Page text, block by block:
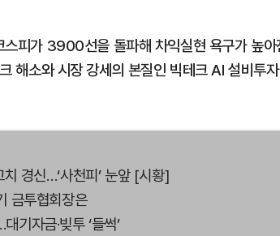
피가 3900선을 돌파해 차익실현 욕구가 높
해소와 시장 강세의 본질인 빅테크 AI 설비투
경신…‘사천피’ 눈앞 [시황]
금투협회장은
기자금·빚투 ‘들썩’